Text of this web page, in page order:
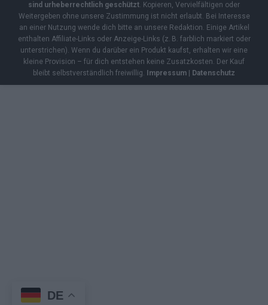
sind urheberrechtlich geschützt . Kopieren, Vervielfältigen oder
Weitergeben ohne unsere Zustimmung ist nicht erlaubt. Bei Interesse
an einer Nutzung wende dich bitte an unsere Redaktion. Einige Artikel
enthalten Affiliate-Links oder Anzeige-Links (z. B. farblich markiert oder
unterstrichen). Wenn du darüber ein Produkt kaufst, erhalten wir eine
kleine Provision – für dich entstehen keine Zusatzkosten. Der Kauf
bleibt selbstverständlich freiwillig. Impressum | Datenschutz
DE